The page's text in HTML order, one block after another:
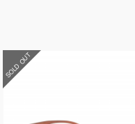
SOLD OUT